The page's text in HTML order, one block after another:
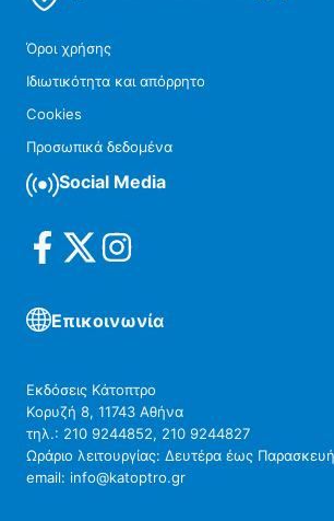
Όροι χρήσης
Ιδιωτικότητα και απόρρητο
Cookies
Προσωπικά δεδομένα
Social Media
Επικοινωνία
Εκδόσεις Κάτοπτρο
Κορυζή 8, 11743 Αθήνα
τηλ.: 210 9244852, 210 9244827
Ωράριο λειτουργίας: Δευτέρα έως
email: info@katoptro.gr